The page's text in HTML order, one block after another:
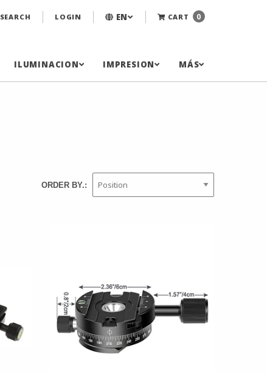
SEARCH LOGIN EN CART 0
ILUMINACION IMPRESION MÁS
ORDER BY.: